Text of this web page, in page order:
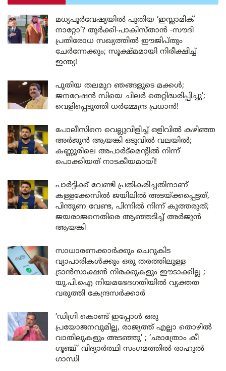
മധ്യപൂർവേഷ്യയിൽ പുതിയ ‘ഇസ്ലാമിക്
നാറ്റോ’? തുർക്കി-പാകിസ്താൻ -സൗദി
പ്രതിരോധ സഖ്യത്തിൽ ഈജിപ്തും
ചേർന്നേക്കും; സൂക്ഷ്മമായി നിരീക്ഷിച്ച്
ഇന്ത്യ!
പുതിയ തലമുറ ഞങ്ങളുടെ മക്കൾ;
ജനറേഷൻ സിയെ ചിലർ തെറ്റിദ്ധരിപ്പിച്ചു’;
വെളിപ്പെടുത്തി ധർമ്മേന്ദ്ര പ്രധാൻ!
പോലീസിനെ വെല്ലുവിളിച്ച് ഒളിവിൽ കഴിഞ്ഞ
അർജുൻ ആയങ്കി ഒടുവിൽ വലയിൽ;
കണ്ണൂരിലെ അപാർട്മെന്റിൽ നിന്ന്
പൊക്കിയത് നാടകീയമായി!
പാർട്ടിക്ക് വേണ്ടി പ്രതികരിച്ചതിനാണ്
കള്ളക്കേസിൽ ജയിലിൽ അടയ്ക്കപ്പെട്ടത്,
പിന്തുണ വേണ്ട, പിന്നിൽ നിന്ന് കുത്തരുത്;
ജയരാജനെതിരെ ആഞ്ഞടിച്ച് അർജുൻ
ആയങ്കി
സാധാരണക്കാർക്കും ചെറുകിട
വ്യാപാരികൾക്കും ഒരു തരത്തിലുള്ള
ട്രാൻസാക്ഷൻ നിരക്കുകളും ഈടാക്കില്ല ;
യു.പി.ഐ നിയമഭേദഗതിയിൽ വ്യക്തത
വരുത്തി കേന്ദ്രസർക്കാർ
‘ഡിഗ്രി കൊണ്ട് ഇപ്പോൾ ഒരു
പ്രയോജനവുമില്ല, രാജ്യത്ത് എല്ലാ തൊഴിൽ
വാതിലുകളും അടഞ്ഞു’ ; ‘ഛാത്രോം കീ
ഗൂഞ്ച്’ വിദ്യാർത്ഥി സംഗമത്തിൽ രാഹുൽ
ഗാന്ധി